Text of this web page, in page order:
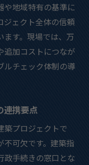
きと建築測量の
に防ぐ方法
対応が正確に
量の実践ポイン
を防ぐ方法
解が不可欠な理
トラブル防止策
や地域特有の基準に
ジェクト全体の信頼
す。現場では、万
追加コストにつなが
ルチェック体制の導
連携要点
築プロジェクトで
不可欠です。建築指
政手続きの窓口とな